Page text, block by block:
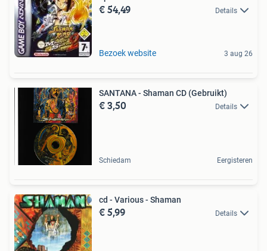
€ 54,49 Details
Bezoek website 3 aug 26
SANTANA - Shaman CD (Gebruikt)
€ 3,50 Details
Schiedam Eergisteren
cd - Various - Shaman
€ 5,99 Details